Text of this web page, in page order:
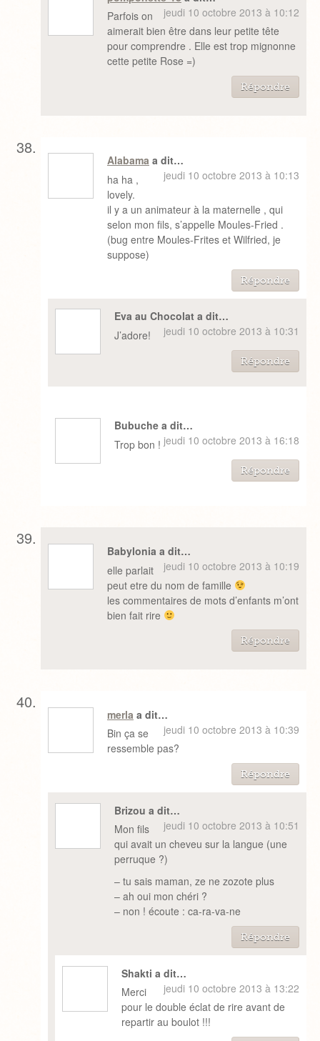
jeudi 10 octobre 2013 à 10:12
Parfois on
aimerait bien être dans leur petite tête
pour comprendre . Elle est trop mignonne
cette petite Rose =)
Répondre
Alabama a dit…
jeudi 10 octobre 2013 à 10:13
ha ha ,
lovely.
il y a un animateur à la maternelle , qui
selon mon fils, s’appelle Moules-Fried .
(bug entre Moules-Frites et Wilfried, je
suppose)
Répondre
Eva au Chocolat a dit…
jeudi 10 octobre 2013 à 10:31
J’adore!
Répondre
Bubuche a dit…
jeudi 10 octobre 2013 à 16:18
Trop bon !
Répondre
Babylonia a dit…
jeudi 10 octobre 2013 à 10:19
elle parlait
peut etre du nom de famille
les commentaires de mots d’enfants m’ont
bien fait rire
Répondre
merla a dit…
jeudi 10 octobre 2013 à 10:39
Bin ça se
ressemble pas?
Répondre
Brizou a dit…
jeudi 10 octobre 2013 à 10:51
Mon fils
qui avait un cheveu sur la langue (une
perruque ?)
– tu sais maman, ze ne zozote plus
– ah oui mon chéri ?
– non ! écoute : ca-ra-va-ne
Répondre
Shakti a dit…
jeudi 10 octobre 2013 à 13:22
Merci
pour le double éclat de rire avant de
repartir au boulot !!!